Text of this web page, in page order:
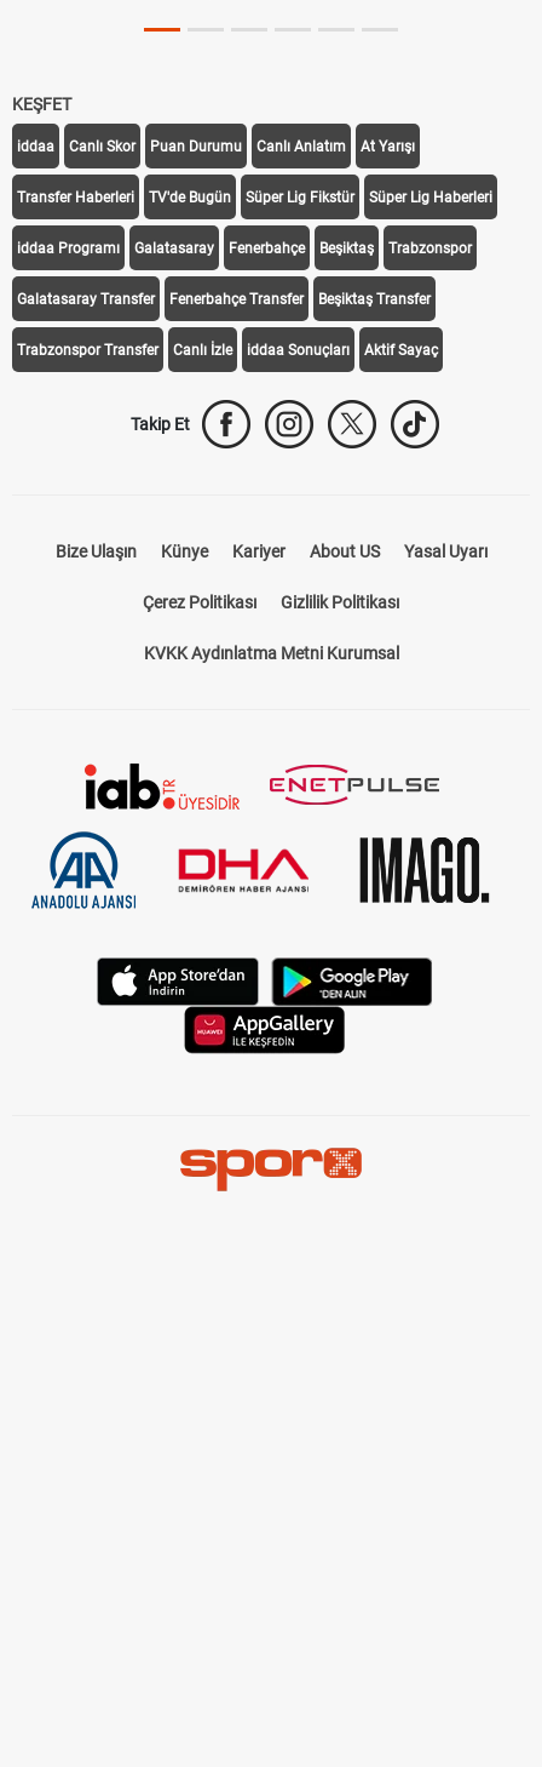
KEŞFET
iddaa Canlı Skor Puan Durumu Canlı Anlatım At Yarışı
Transfer Haberleri TV'de Bugün Süper Lig Fikstür Süper Lig Haberleri
iddaa Programı Galatasaray Fenerbahçe Beşiktaş Trabzonspor
Galatasaray Transfer Fenerbahçe Transfer Beşiktaş Transfer
Trabzonspor Transfer Canlı İzle iddaa Sonuçları Aktif Sayaç
Takip Et
Bize Ulaşın Künye Kariyer About US Yasal Uyarı
Çerez Politikası Gizlilik Politikası
KVKK Aydınlatma Metni Kurumsal